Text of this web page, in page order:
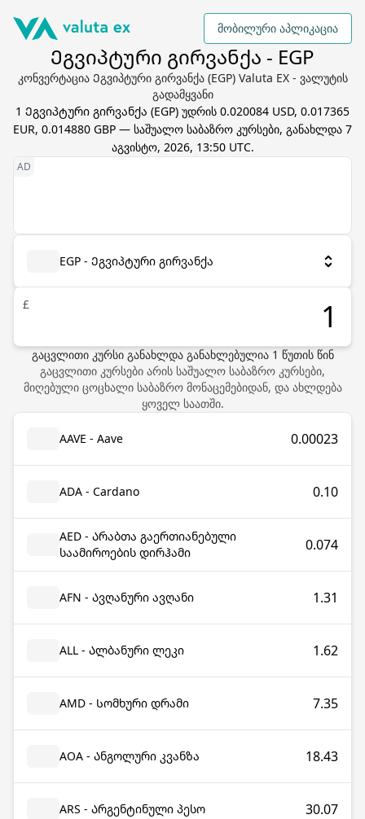
მობილური აპლიკაცია
Ეგვიპტური გირვანქა - EGP
კონვერტაცია Ეგვიპტური გირვანქა (EGP) Valuta EX - ვალუტის
გადამყვანი
1 Ეგვიპტური გირვანქა (EGP) უდრის 0.020084 USD, 0.017365
EUR, 0.014880 GBP — საშუალო საბაზრო კურსები, განახლდა 7
აგვისტო, 2026, 13:50 UTC.
EGP - Ეგვიპტური გირვანქა
£
გაცვლითი კურსი განახლდა განახლებულია 1 წუთის წინ
გაცვლითი კურსები არის საშუალო საბაზრო კურსები,
მიღებული ცოცხალი საბაზრო მონაცემებიდან, და ახლდება
ყოველ საათში.
AAVE - Aave 0.00023
ADA - Cardano 0.10
AED - Არაბთა გაერთიანებული
საამიროების დირჰამი
0.074
AFN - Ავღანური ავღანი 1.31
ALL - Ალბანური ლეკი 1.62
AMD - Სომხური დრამი 7.35
AOA - Ანგოლური კვანზა 18.43
ARS - Არგენტინული პესო 30.07